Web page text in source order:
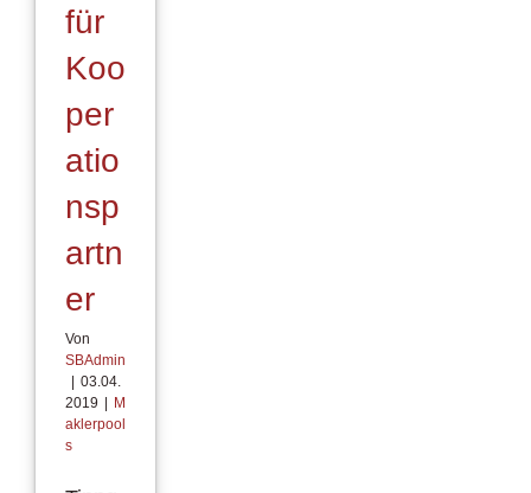
für
Koo
per
atio
nsp
artn
er
Von
SBAdmin
| 03.04.
2019 | M
aklerpool
s